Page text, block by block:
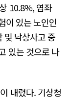
10.8%, 염좌
이 있는 노인인
및 낙상사고 중
있는 것으로 나
내렸다. 기상청